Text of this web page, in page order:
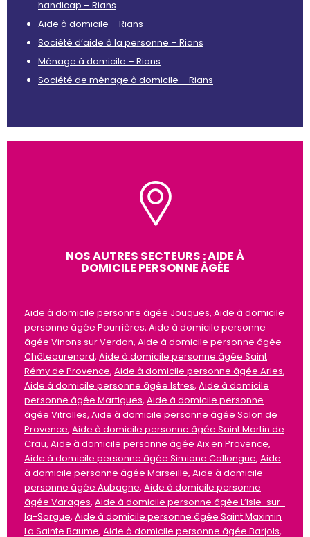
handicap – Rians
Aide à domicile – Rians
Société d’aide à la personne – Rians
Ménage à domicile – Rians
Société de ménage à domicile – Rians
NOS AUTRES SECTEURS : AIDE À
DOMICILE PERSONNE ÂGÉE
Aide à domicile personne âgée Jouques, Aide à domicile
personne âgée Pourrières, Aide à domicile personne
âgée Vinons sur Verdon, Aide à domicile personne âgée
Châteaurenard, Aide à domicile personne âgée Saint
Rémy de Provence, Aide à domicile personne âgée Arles,
Aide à domicile personne âgée Istres, Aide à domicile
personne âgée Martigues, Aide à domicile personne
âgée Vitrolles, Aide à domicile personne âgée Salon de
Provence, Aide à domicile personne âgée Saint Martin de
Crau, Aide à domicile personne âgée Aix en Provence,
Aide à domicile personne âgée Simiane Collongue, Aide
à domicile personne âgée Marseille, Aide à domicile
personne âgée Aubagne, Aide à domicile personne
âgée Varages, Aide à domicile personne âgée L’Isle-sur-
la-Sorgue, Aide à domicile personne âgée Saint Maximin
La Sainte Baume, Aide à domicile personne âgée Barjols,